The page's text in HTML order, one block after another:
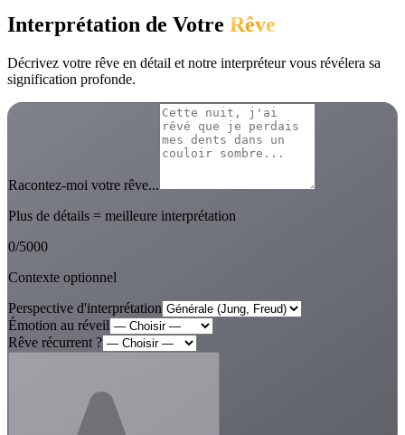
Interprétation de Votre Rêve
Décrivez votre rêve en détail et notre interpréteur vous révélera sa
signification profonde.
Racontez-moi votre rêve...
Plus de détails = meilleure interprétation
0/5000
Contexte optionnel
Perspective d'interprétation
Émotion au réveil
Rêve récurrent ?